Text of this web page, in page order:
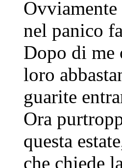
nel panico
Dopo di me
loro
guarite
Ora
questa
che chiede